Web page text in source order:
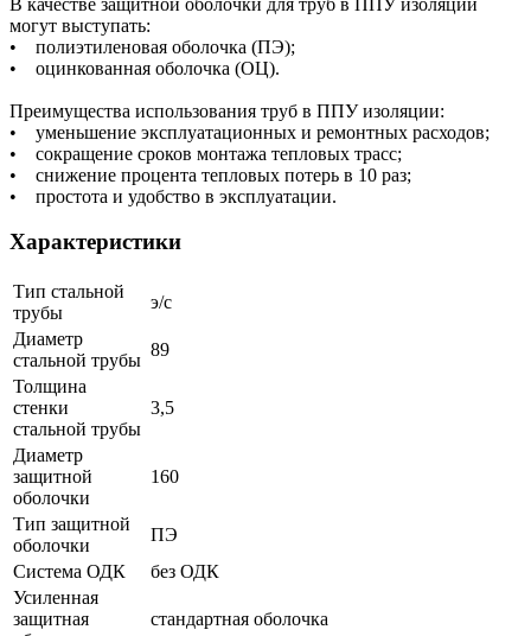
могут выступать:
• полиэтиленовая оболочка (ПЭ);
• оцинкованная оболочка (ОЦ).
Преимущества использования труб в ППУ изоляции:
• уменьшение эксплуатационных и ремонтных расходов;
• сокращение сроков монтажа тепловых трасс;
• снижение процента тепловых потерь в 10 раз;
• простота и удобство в эксплуатации.
Характеристики
Тип стальной
трубы
э/с
Диаметр
стальной трубы
89
Толщина
стенки
стальной трубы
3,5
Диаметр
защитной
оболочки
160
Тип защитной
оболочки
ПЭ
Система ОДК
без ОДК
Усиленная
защитная
стандартная оболочка